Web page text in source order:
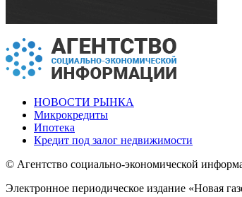
НОВОСТИ РЫНКА
Микрокредиты
Ипотека
Кредит под залог недвижимости
© Агентство социально-экономической
Электронное периодическое издание «Новая